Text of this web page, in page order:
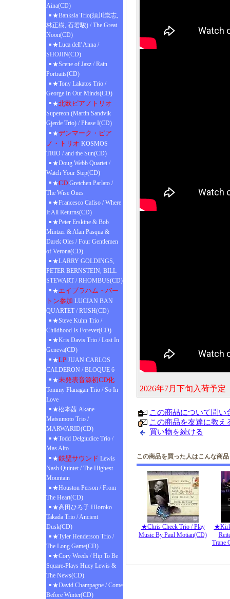
Aina(CD)
★Banksia Trio(須川崇志,
林正樹, 石若駿) / The Great
Noon(CD)
★Luca dell’Anna /
SHOJIN(CD)
★Scene of Jazz / Rain
Portraits(CD)
★Tony Lakatos Trio /
George In Our Minds(CD)
★北欧ピアノトリオ
Supereon (Martin Sandvik
Gjerde Trio) / Phase I(CD)
★デンマーク・ピア
ノ・トリオ KOSMOS
TRIO / and the Sun(CD)
★Doug Webb Quartet /
Watch Your Step(CD)
★CD Gretchen Parlato /
The Wise Ones
★Francesco Cafiso / Where
It All Returns(CD)
★Peter Erskine & Bob
Mintzer & Alan Pasqua &
Darek Oles / Four Gentlemen
of Verona(CD)
★LARRY GOLDINGS,
PETER BERNSTEIN, BILL
STEWART / RHOMBUS(CD)
★エイブラハム・バー
トン参加 LUCIAN BAN
QUARTET / RUSH(CD)
★Steve Kuhn Trio /
Childhood Is Forever(CD)
★Kris Davis Trio / Lost In
Geneva(CD)
★LP JUAN CARLOS
CALDERON / BLOQUE 6
★未発表音源初CD化
Tommy Flanagan Trio / So In
Love
★松本茜 Akane
Matsumoto Trio /
MARWARID(CD)
★Todd Delgiudice Trio /
Mas Alto
★鉄壁サウンド Lewis
Nash Quintet / The Highest
Mountain
★Houston Person / From
The Heart(CD)
★高田ひろ子 HIoroko
Takada Trio / Ancient
Dusk(CD)
★Tyler Henderson Trio /
The Long Game(CD)
★Cory Weeds / Hip To Be
Square-Plays Huey Lewis &
The News(CD)
★David Champagne / Come
Before Winter(CD)
2026年7月下旬入荷予
この商品について問い
この商品を友達に教え
買い物を続ける
この商品を買った人はこんな商
★Chris Cheek Trio / Play
Music By Paul Motian(CD)
★Kirk
Trane